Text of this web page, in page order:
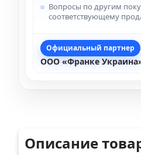
Вопросы по другим
соответствующему
Официальный партнер
ООО «Франке
Описание